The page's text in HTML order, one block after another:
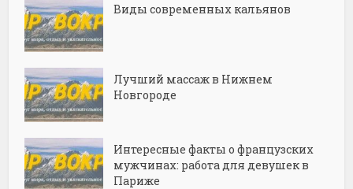
Виды современных кальянов
Лучший массаж в Нижнем
Новгороде
Интересные факты о французских
мужчинах: работа для девушек в
Париже